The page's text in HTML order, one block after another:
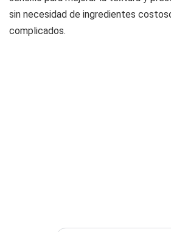
sin necesidad de ingredientes
complicados.